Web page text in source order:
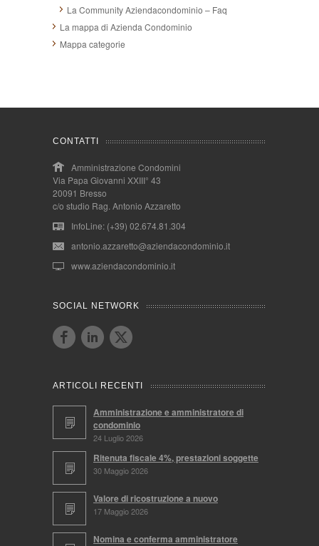
La Community Aziendacondominio – Faq
La mappa di Azienda Condominio
Mappa categorie
CONTATTI
Amministrazione Condomini
Via Papa Giovanni XXIII° 43
20091 Bresso
c/o studio Rag. Antonio Azzaretto
InfoLine: (+39) 02.674.81.304
antonio.azzaretto@aziendacondominio.it
www.aziendacondominio.it
SOCIAL NETWORK
ARTICOLI RECENTI
Amministrazione e amministratore di
condominio
24 Luglio 2026
Ritenuta fiscale 4%, prestazioni soggette
30 Maggio 2026
Valore di ricostruzione a nuovo
17 Maggio 2026
Nomina e conferma amministratore